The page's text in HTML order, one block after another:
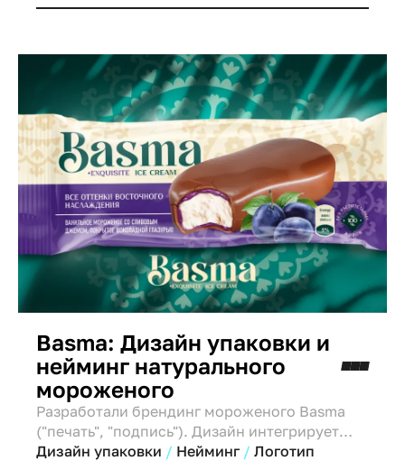
связь.
Basma: Дизайн упаковки и
нейминг натурального
мороженого
Разработали брендинг мороженого Basma
("печать", "подпись"). Дизайн интегрирует
восточные традиции, использует эстетичную
Дизайн упаковки Нейминг Логотип